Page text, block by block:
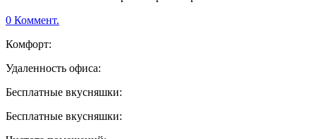
0 Коммент.
Комфорт:
Удаленность офиса:
Бесплатные вкусняшки:
Бесплатные вкусняшки: